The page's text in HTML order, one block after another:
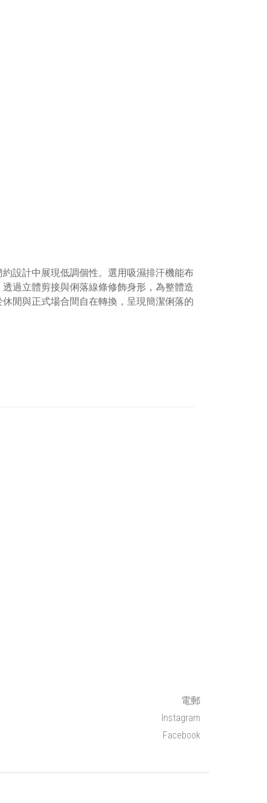
設計中展現低調個性。選用吸濕排汗機能布
過立體剪接與俐落線條修飾身形，為整體造
閒與正式場合間自在轉換，呈現簡潔俐落的
電郵
Instagram
Facebook